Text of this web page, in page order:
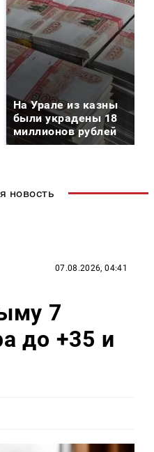
На Урале из казны
были украдены 18
миллионов рублей
новость
07.08.2026, 04:41
7
до +35 и